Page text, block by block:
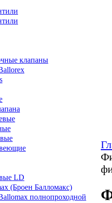
клапаны
LD
(Броен Балломакс)
полнопроходной